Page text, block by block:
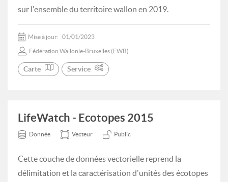
sur l'ensemble du territoire wallon en 2019.
Mise à jour: 01/01/2023
Fédération Wallonie-Bruxelles (FWB)
Carte Service
LifeWatch - Ecotopes 2015
Donnée Vecteur Public
Cette couche de données vectorielle reprend la
délimitation et la caractérisation d'unités des écotopes